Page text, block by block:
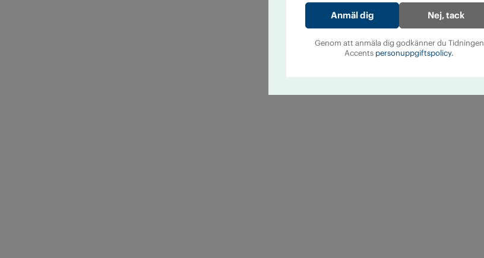
Nej, tack
Genom att anmäla dig godkänner du Tidningen
Accents personuppgiftspolicy.